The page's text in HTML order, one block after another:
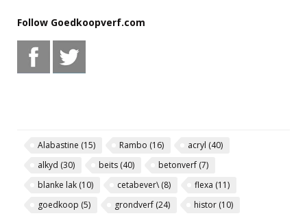
Follow Goedkoopverf.com
Alabastine (15) Rambo (16) acryl (40)
alkyd (30) beits (40) betonverf (7)
blanke lak (10) cetabever\(8) flexa (11)
goedkoop (5) grondverf (24) histor (10)